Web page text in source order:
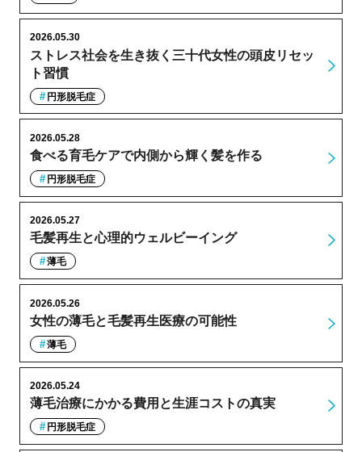
ストレス社会を生き抜く三十代女性の頭皮リセッ
ト習慣
2026.05.30
円形脱毛症
食べる育毛ケアで内側から輝く髪を作る
2026.05.28
円形脱毛症
毛髪再生と心理的ウェルビーイング
2026.05.27
薄毛
女性の薄毛と毛髪再生医療の可能性
2026.05.26
薄毛
薄毛治療にかかる費用と生涯コストの真実
2026.05.24
円形脱毛症